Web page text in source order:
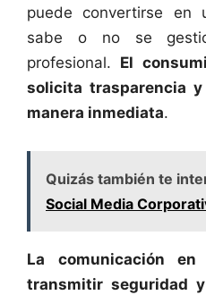
puede convertirse en
sabe o no se
profesional. El
solicita trasparencia
manera inmediata.
Quizás también te
Social Media
La comunicación
transmitirseguridad